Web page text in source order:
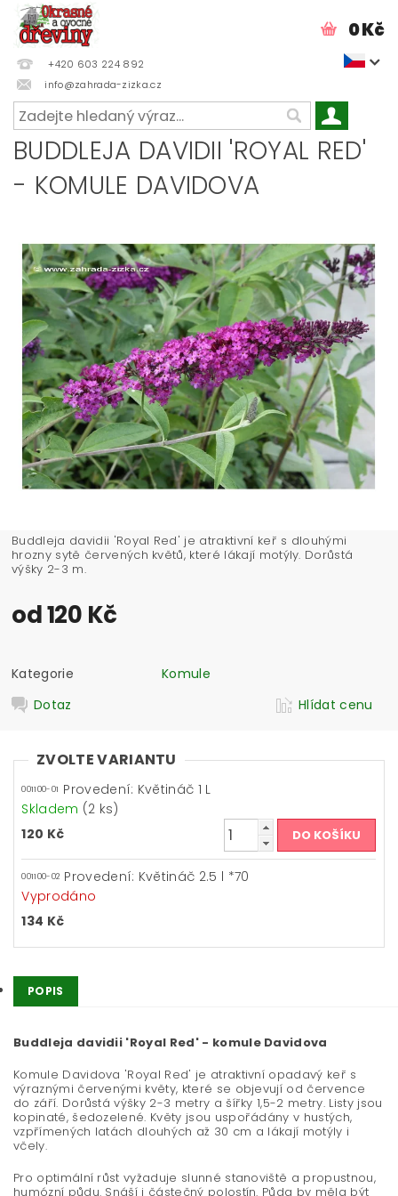
+420 603 224 892
info@zahrada-zizka.cz
0 Kč
BUDDLEJA DAVIDII 'ROYAL RED'
- KOMULE DAVIDOVA
Buddleja davidii 'Royal Red' je atraktivní keř s dlouhými
hrozny sytě červených květů, které lákají motýly. Dorůstá
výšky 2-3 m.
od 120 Kč
Kategorie
Komule
Dotaz
Hlídat cenu
ZVOLTE VARIANTU
001100-01 Provedení: Květináč 1 L
Skladem (2 ks)
120 Kč
001100-02 Provedení: Květináč 2.5 l *70
Vyprodáno
134 Kč
POPIS
Buddleja davidii 'Royal Red' - komule Davidova
Komule Davidova 'Royal Red' je atraktivní opadavý keř s
výraznými červenými květy, které se objevují od července
do září. Dorůstá výšky 2-3 metry a šířky 1,5-2 metry. Listy jsou
kopinaté, šedozelené. Květy jsou uspořádány v hustých,
vzpřímených latách dlouhých až 30 cm a lákají motýly i
včely.
Pro optimální růst vyžaduje slunné stanoviště a propustnou,
humózní půdu. Snáší i částečný polostín. Půda by měla být